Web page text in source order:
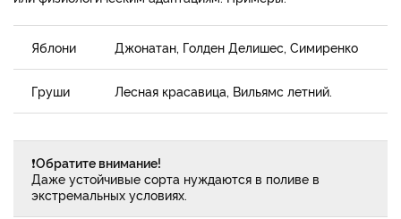
Яблони Джонатан, Голден Делишес, Симиренко
Груши Лесная красавица, Вильямс летний.
❗Обратите внимание!
Даже устойчивые сорта нуждаются в поливе в
экстремальных условиях.